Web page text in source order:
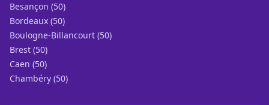
Besançon (50)
Bordeaux (50)
Boulogne-Billancourt (50)
Brest (50)
Caen (50)
Chambéry (50)